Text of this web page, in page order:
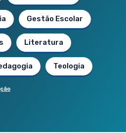
Gestão Escolar
Literatura
Teologia